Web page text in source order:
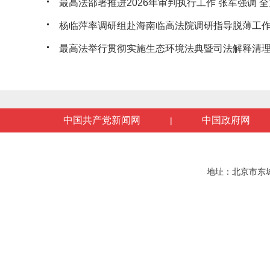
最高法部署推进2026年审判执行工作 张军强调
杨临萍率调研组赴海南临高法院调研指导脱薄工
最高法举行贯彻实施生态环境法典暨司法解释清
中国共产党新闻网 | 中国政府网
地址：北京市东